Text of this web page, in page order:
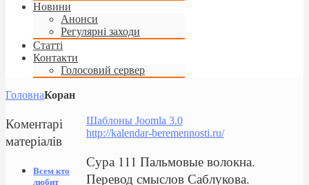
Новини
Анонси
Регулярні заходи
Статті
Контакти
Голосовий сервер
ГоловнаКоран
Шаблоны Joomla 3.0
http://kalendar-beremennosti.ru/
Сура 111 Пальмовые волокна.
Перевод смыслов Саблукова.
Коментарі
матеріалів
Всем кто
любит